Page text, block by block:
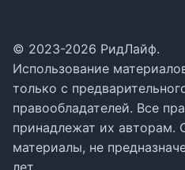
© 2023-2026 РидЛайф.
Использование
только с
правообладателей. Все
принадлежат их авторам.
материалы, не
лет.